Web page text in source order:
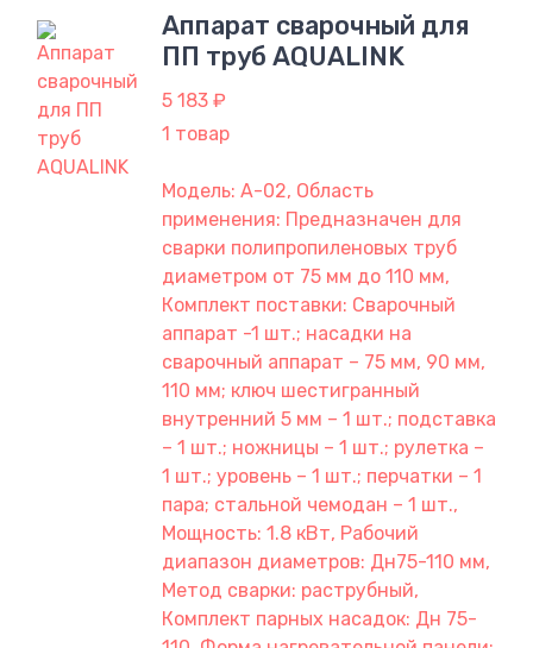
Аппарат сварочный для
ПП труб AQUALINK
5 183 ₽
1 товар
Модель: A-02, Область
применения: Предназначен для
сварки полипропиленовых труб
диаметром от 75 мм до 110 мм,
Комплект поставки: Сварочный
аппарат -1 шт.; насадки на
сварочный аппарат – 75 мм, 90 мм,
110 мм; ключ шестигранный
внутренний 5 мм – 1 шт.; подставка
– 1 шт.; ножницы – 1 шт.; рулетка –
1 шт.; уровень – 1 шт.; перчатки – 1
пара; стальной чемодан – 1 шт.,
Мощность: 1.8 кВт, Рабочий
диапазон диаметров: Дн75-110 мм,
Метод сварки: раструбный,
Комплект парных насадок: Дн 75-